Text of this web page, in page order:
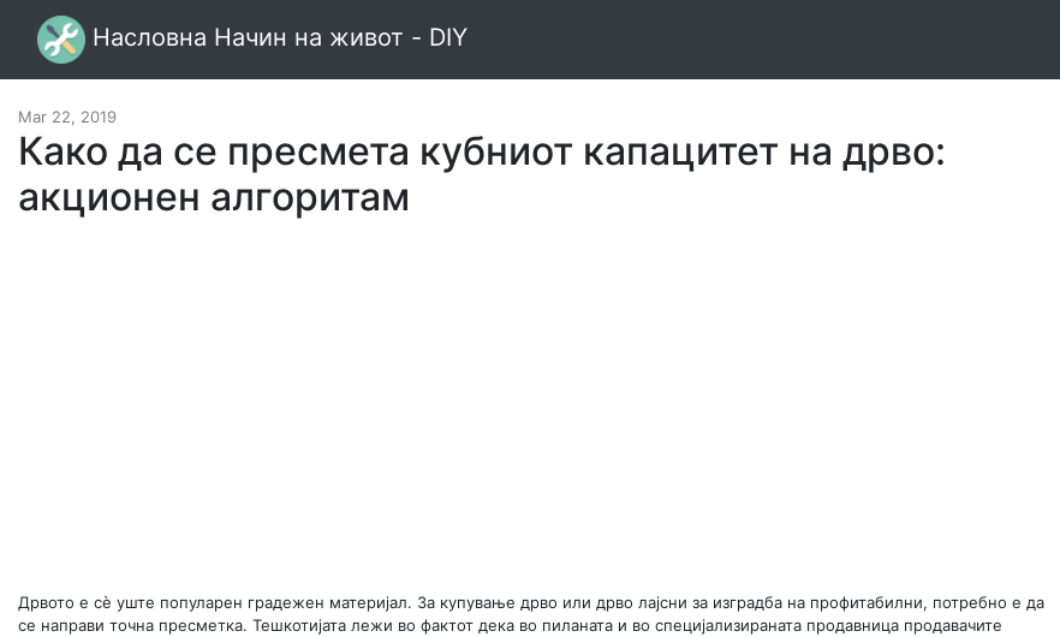
Насловна Начин на живот - DIY
Mar 22, 2019
Како да се пресмета кубниот капацитет на дрво:
акционен алгоритам
Дрвото е сè уште популарен градежен материјал. За купување дрво или дрво лајсни за изградба на профитабилни, потребно е да
се направи точна пресметка. Тешкотијата лежи во фактот дека во пиланата и во специјализираната продавница продавачите